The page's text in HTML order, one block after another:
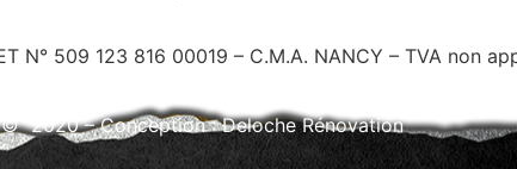
N° 509 123 816 00019 – C.M.A. NANCY – TVA non
© 2020 – Conception : Deloche Rénovation